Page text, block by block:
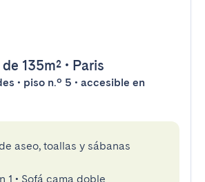
de 135m² • Paris
• piso n.º 5 • accesible en
aseo, toallas y sábanas
1 • Sofá cama doble